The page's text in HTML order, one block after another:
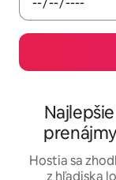
Hostia sa
z hľadiska